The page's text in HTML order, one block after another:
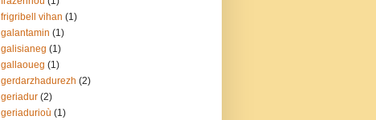
frigribell vihan (1)
galantamin (1)
galisianeg (1)
gallaoueg (1)
gerdarzhadurezh (2)
geriadur (2)
geriadurioù (1)